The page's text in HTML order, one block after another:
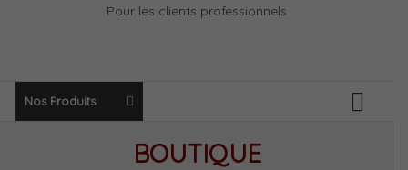
Pour les clients professionnels
Nos Produits
BOUTIQUE